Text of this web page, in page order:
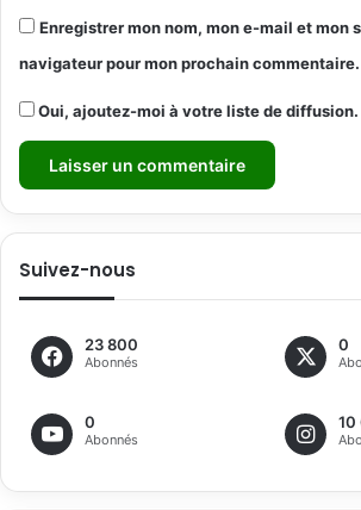
Enregistrer mon nom, mon e-mail et mon
navigateur pour mon prochain commentaire.
Oui, ajoutez-moi à votre liste de diffusion.
Suivez-nous
23 800
Abonnés
0
0
Abonnés
10